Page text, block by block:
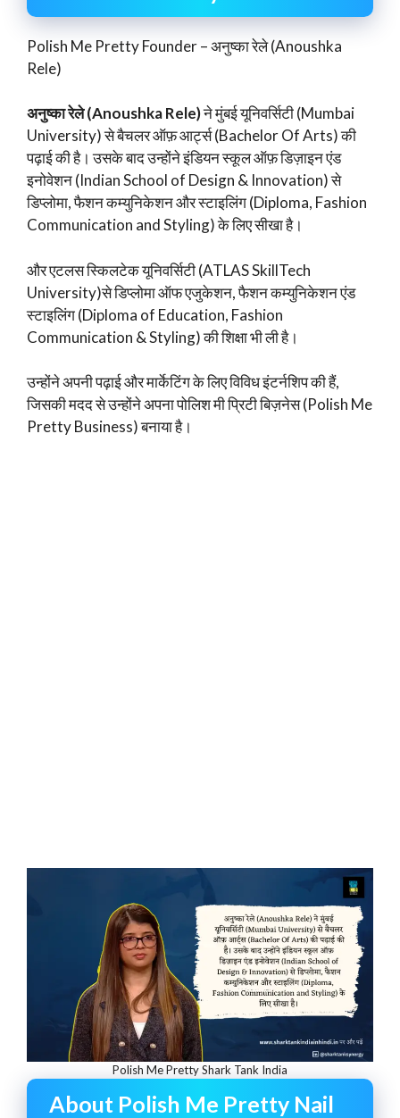
Polish Me Pretty Founder – अनुष्का रेले (Anoushka
Rele)
अनुष्का रेले (Anoushka Rele)ने मुंबई यूनिवर्सिटी (Mumbai
University) से बैचलर ऑफ़ आर्ट्स (Bachelor Of Arts) की
पढ़ाई की है। उसके बाद उन्होंने इंडियन स्कूल ऑफ़ डिज़ाइन एंड
इनोवेशन (Indian School of Design & Innovation) से
डिप्लोमा, फैशन कम्युनिकेशन और स्टाइलिंग (Diploma, Fashion
Communication and Styling) के लिए सीखा है।
और एटलस स्किलटेक यूनिवर्सिटी (ATLAS SkillTech
University)से डिप्लोमा ऑफ एजुकेशन, फैशन कम्युनिकेशन एंड
स्टाइलिंग (Diploma of Education, Fashion
Communication & Styling) की शिक्षा भी ली है।
उन्होंने अपनी पढ़ाई और मार्केटिंग के लिए विविध इंटर्नशिप की हैं,
जिसकी मदद से उन्होंने अपना पोलिश मी प्रिटी बिज़नेस (Polish Me
Pretty Business) बनाया है।
Polish Me Pretty Shark Tank India
About Polish Me Pretty Nail